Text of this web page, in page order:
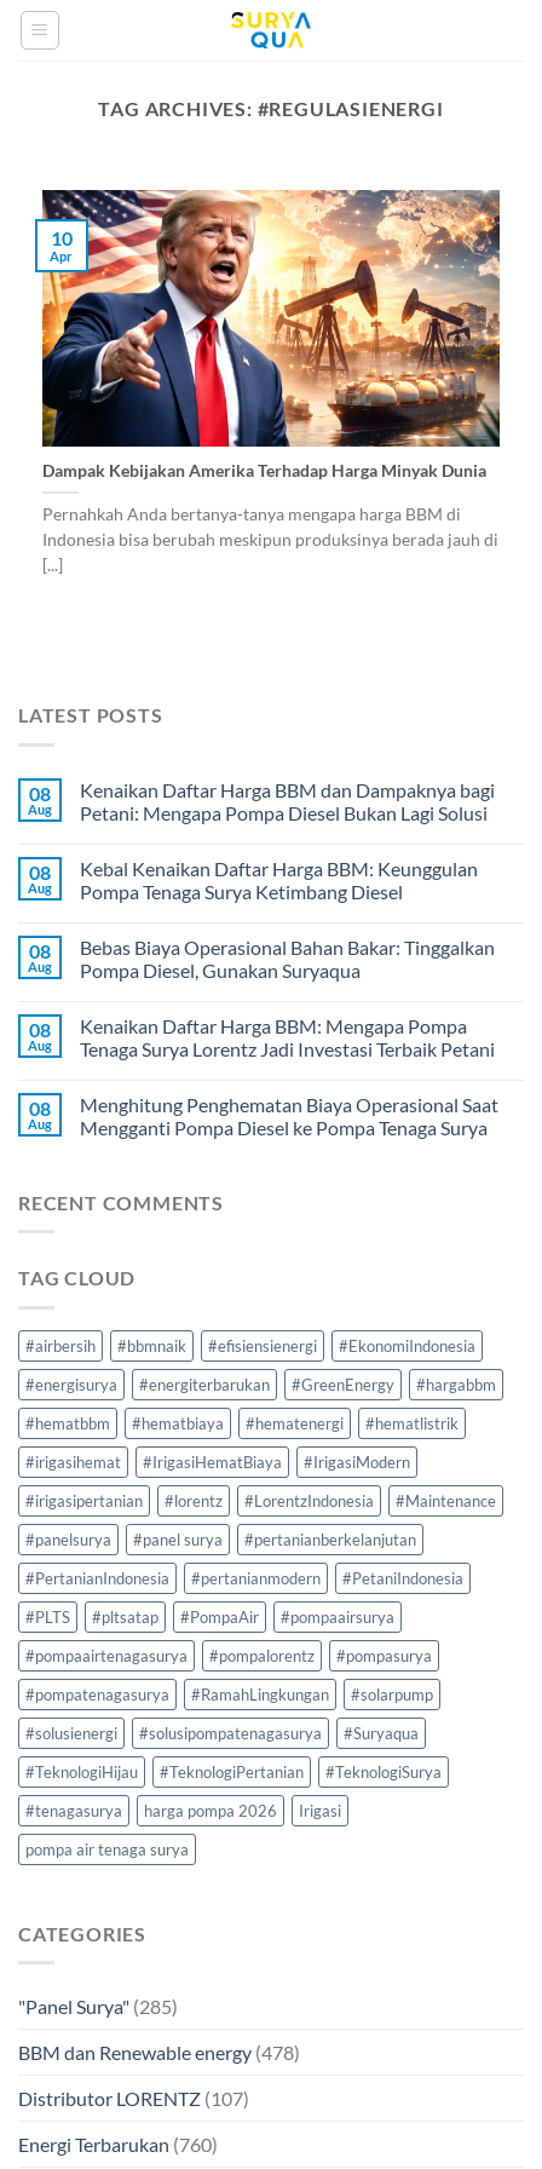
Skip
TAG ARCHIVES: #REGULASIENERGI
​Dampak Kebijakan Amerika Terhadap Harga Minyak Dunia
​Pernahkah Anda bertanya-tanya mengapa harga BBM di
Indonesia bisa berubah meskipun produksinya berada jauh di
[...]
10
Apr
LATEST POSTS
08
Aug
Kenaikan Daftar Harga BBM dan Dampaknya bagi
Petani: Mengapa Pompa Diesel Bukan Lagi Solusi
08
Aug
Kebal Kenaikan Daftar Harga BBM: Keunggulan
Pompa Tenaga Surya Ketimbang Diesel
08
Aug
Bebas Biaya Operasional Bahan Bakar: Tinggalkan
Pompa Diesel, Gunakan Suryaqua
08
Aug
Kenaikan Daftar Harga BBM: Mengapa Pompa
Tenaga Surya Lorentz Jadi Investasi Terbaik Petani
08
Aug
Menghitung Penghematan Biaya Operasional Saat
Mengganti Pompa Diesel ke Pompa Tenaga Surya
RECENT COMMENTS
TAG CLOUD
#airbersih #bbmnaik #efisiensienergi
#EkonomiIndonesia
#energisurya
#energiterbarukan #GreenEnergy
#hargabbm
#hematbbm
#hematbiaya #hematenergi
#hematlistrik
#irigasihemat
#IrigasiHematBiaya
#IrigasiModern
#irigasipertanian
#lorentz #LorentzIndonesia
#Maintenance
#panelsurya
#panel surya
#pertanianberkelanjutan
#PertanianIndonesia
#pertanianmodern
#PetaniIndonesia
#PLTS
#pltsatap #PompaAir
#pompaairsurya
#pompaairtenagasurya
#pompalorentz
#pompasurya
#pompatenagasurya
#RamahLingkungan
#solarpump
#solusienergi
#solusipompatenagasurya
#Suryaqua
#TeknologiHijau
#TeknologiPertanian
#TeknologiSurya
#tenagasurya
harga pompa 2026
Irigasi
pompa air tenaga surya
CATEGORIES
"Panel Surya" (285)
BBM dan Renewable energy (478)
Distributor LORENTZ (107)
Energi Terbarukan (760)